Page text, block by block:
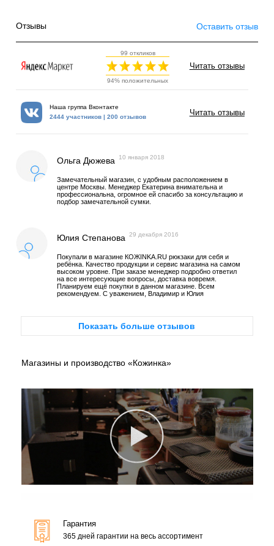
Отзывы Оставить отзыв
99 откликов
94% положительных
Читать отзывы
Наша группа Вконтакте
2444 участников | 200 отзывов
Читать отзывы
Ольга Дюжева 10 января 2018
Замечательный магазин, с удобным расположением в
центре Москвы. Менеджер Екатерина внимательна и
профессиональна, огромное ей спасибо за консультацию и
подбор замечательной сумки.
Юлия Степанова 29 декабря 2016
Покупали в магазине КОЖINKA.RU рюкзаки для себя и
ребёнка. Качество продукции и сервис магазина на самом
высоком уровне. При заказе менеджер подробно ответил
на все интересующие вопросы, доставка вовремя.
Планируем ещё покупки в данном магазине. Всем
рекомендуем. С уважением, Владимир и Юлия
Показать больше отзывов
Магазины и производство «Кожинка»
Гарантия
365 дней гарантии на весь ассортимент